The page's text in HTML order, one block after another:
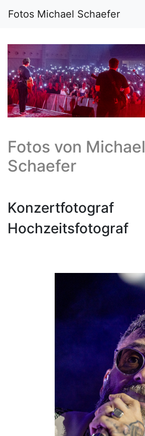
Fotos Michael Schaefer
Fotos von Michael
Schaefer
Konzertfotograf
Hochzeitsfotograf